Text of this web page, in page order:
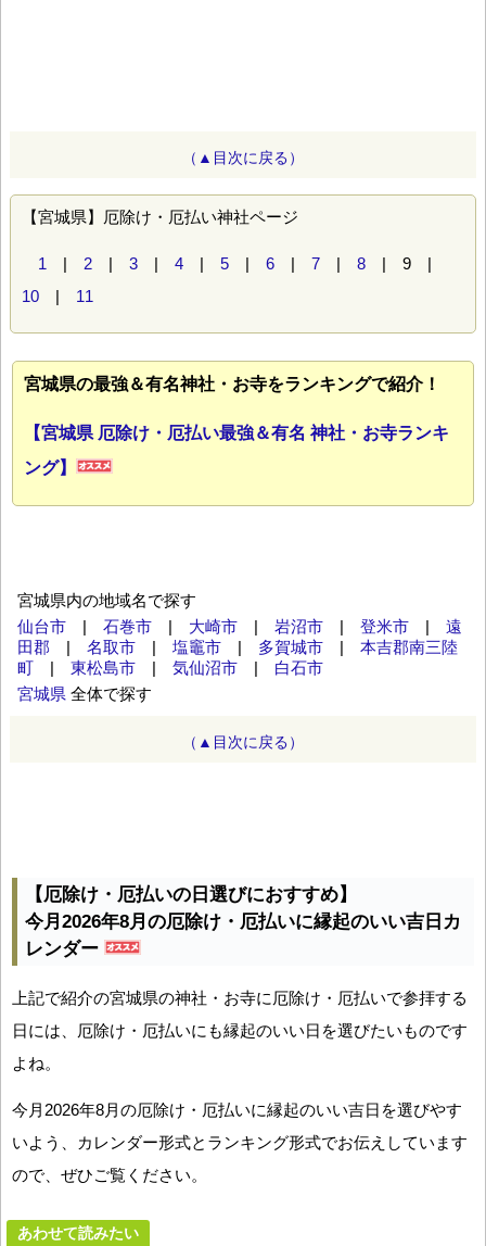
（▲目次に戻る）
【宮城県】厄除け・厄払い神社ページ
1 | 2 | 3 | 4 | 5 | 6 | 7 | 8 | 9 |
10 | 11
宮城県の最強＆有名神社・お寺をランキングで紹介！
【宮城県 厄除け・厄払い最強＆有名 神社・お寺ランキ
ング】
宮城県内の地域名で探す
仙台市 | 石巻市 | 大崎市 | 岩沼市 | 登米市 | 遠
田郡 | 名取市 | 塩竈市 | 多賀城市 | 本吉郡南三陸
町 | 東松島市 | 気仙沼市 | 白石市
宮城県 全体で探す
（▲目次に戻る）
【厄除け・厄払いの日選びにおすすめ】
今月2026年8月の厄除け・厄払いに縁起のいい吉日カ
レンダー
上記で紹介の宮城県の神社・お寺に厄除け・厄払いで参拝する
日には、厄除け・厄払いにも縁起のいい日を選びたいものです
よね。
今月2026年8月の厄除け・厄払いに縁起のいい吉日を選びやす
いよう、カレンダー形式とランキング形式でお伝えしています
ので、ぜひご覧ください。
あわせて読みたい